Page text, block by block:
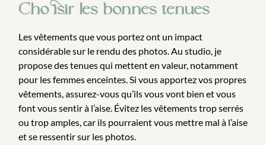
Choisir les bonnes tenues
Les vêtements que vous portez ont un impact
considérable sur le rendu des photos. Au studio, je
propose des tenues qui mettent en valeur, notamment
pour les femmes enceintes. Si vous apportez vos propres
vêtements, assurez-vous qu’ils vous vont bien et vous
font vous sentir à l’aise. Évitez les vêtements trop serrés
ou trop amples, car ils pourraient vous mettre mal à l’aise
et se ressentir sur les photos.